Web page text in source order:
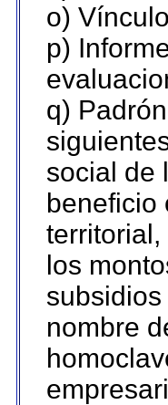
o)
p)
q)
social de
beneficio
los
nombre